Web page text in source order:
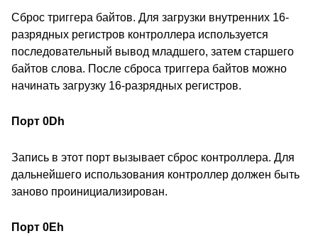
Сброс триггера байтов. Для загрузки внутренних 16-
разрядных регистров контроллера используется
последовательный вывод младшего, затем старшего
байтов слова. После сброса триггера байтов можно
начинать загрузку 16-разрядных регистров.
Порт 0Dh
Запись в этот порт вызывает сброс контроллера. Для
дальнейшего использования контроллер должен быть
заново проинициализирован.
Порт 0Eh